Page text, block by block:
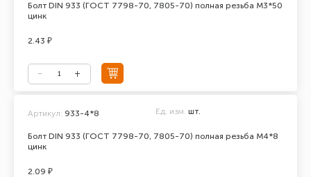
Болт DIN 933 (ГОСТ 7798-70, 7805-70) полная резьба М3*50
цинк
2.43 ₽
Болт DIN 933 (ГОСТ 7798-70, 7805-70) полная резьба М4*8
цинк
Артикул: 933-4*8 Ед. изм. шт.
2.09 ₽